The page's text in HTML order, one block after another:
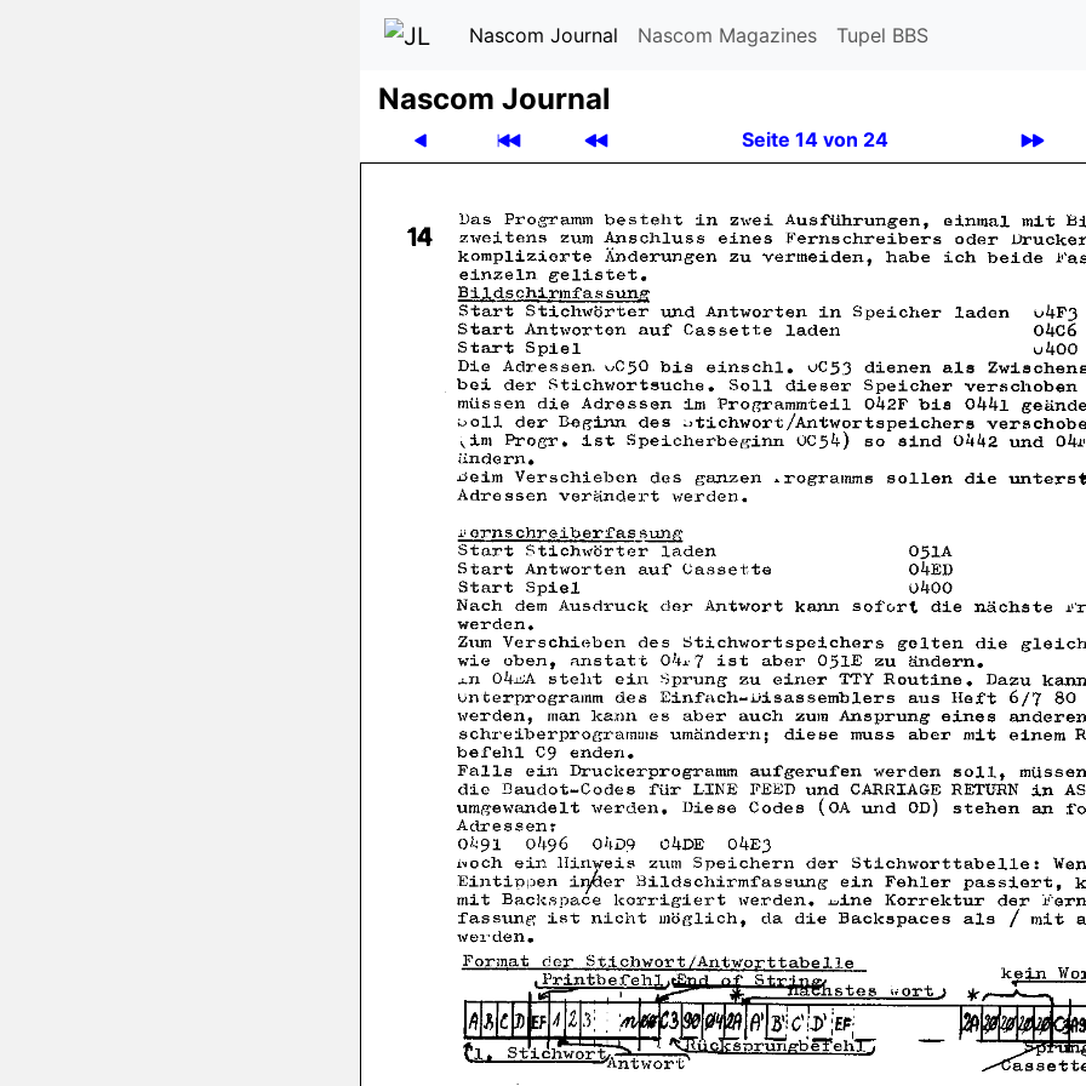
Nascom Journal Nascom Magazines Tupel BBS
Nascom Journal
Seite 14 von 24